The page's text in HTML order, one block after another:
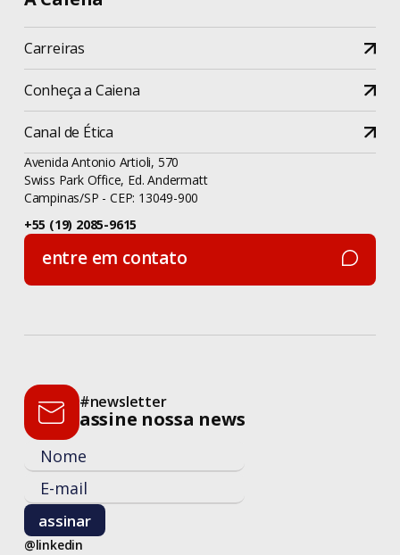
Carreiras
Conheça a Caiena
Canal de Ética
Avenida Antonio Artioli, 570
Swiss Park Office, Ed. Andermatt
Campinas/SP - CEP: 13049-900
+55 (19) 2085-9615
entre em contato
entre em contato
#newsletter
assine nossa news
@linkedin